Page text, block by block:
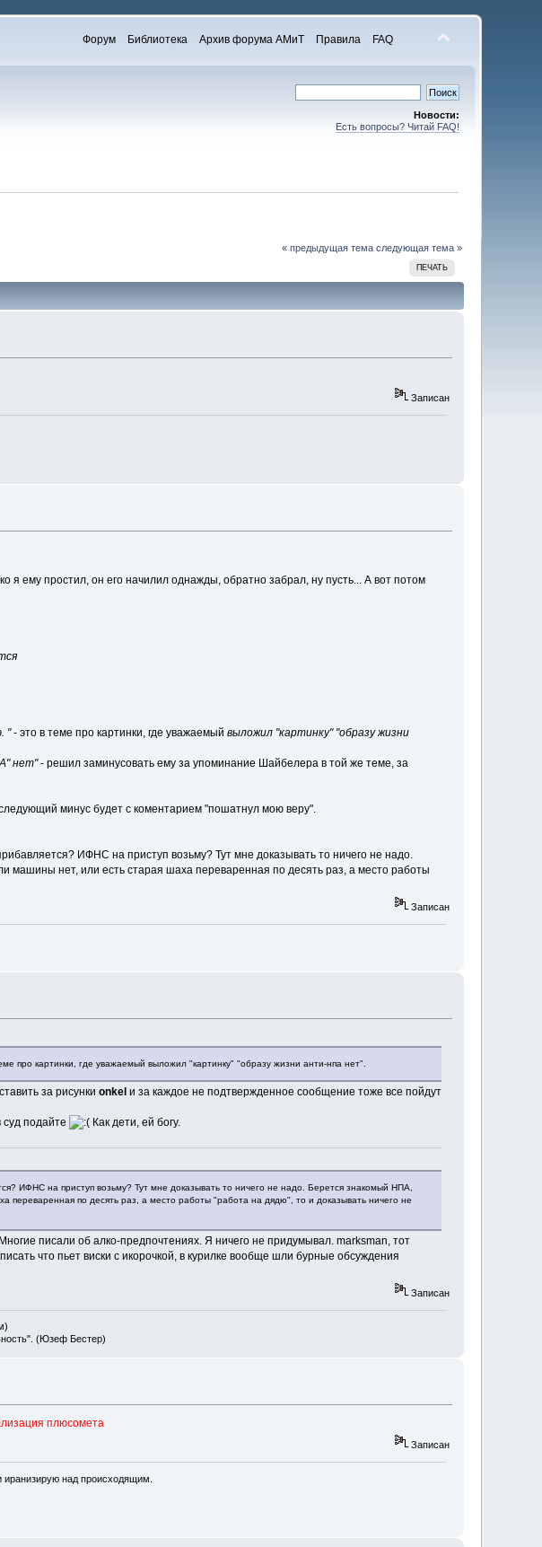
Форум Библиотека Архив форума АМиТ Правила FAQ
Новости:
Есть вопросы? Читай FAQ!
« предыдущая тема следующая тема »
ПЕЧАТЬ
Записан
я ему простил, он его начилил однажды, обратно забрал, ну пусть... А вот потом
"- это в теме про картинки, где уважаемый выложил "картинку" "образу жизни
нет"- решил заминусовать ему за упоминание Шайбелера в той же теме, за
минус будет с коментарием "пошатнул мою веру".
ИФНС на приступ возьму? Тут мне доказывать то ничего не надо.
машины нет, или есть старая шаха переваренная по десять раз, а место работы
Записан
про картинки, где уважаемый выложил "картинку" "образу жизни анти-нпа нет".
за рисунки onkel и за каждое не подтвержденное сообщение тоже все пойдут
подайте
Как дети, ей богу.
ИФНС на приступ возьму? Тут мне доказывать то ничего не надо. Берется знакомый НПА,
по десять раз, а место работы "работа на дядю", то и доказывать ничего не
писали об алко-предпочтениях. Я ничего не придумывал. marksman, тот
что пьет виски с икорочкой, в курилке вообще шли бурные обсуждения
Записан
(Юзеф Бестер)
плюсомета
Записан
над происходящим.